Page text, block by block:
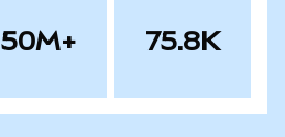
50M+ 75.8K